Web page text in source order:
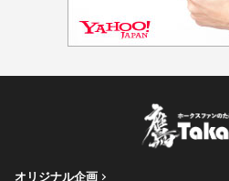
オリジナル企画